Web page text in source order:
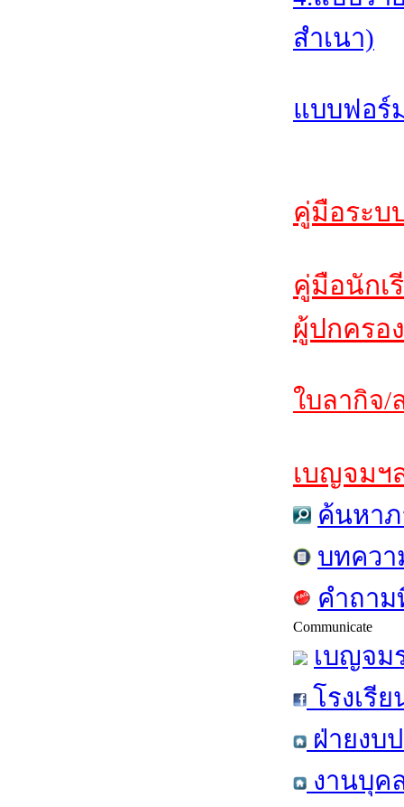
สำเนา)
แบบฟอร์
คู่มือระบ
คู่มือนักเ
ผู้ปกครอ
ใบลากิจ/
เบญจมฯ
ค้นหาภ
บทควา
คำถา
Communicate
เบญจม
โรงเรี
ฝ่ายงบ
งานบุค